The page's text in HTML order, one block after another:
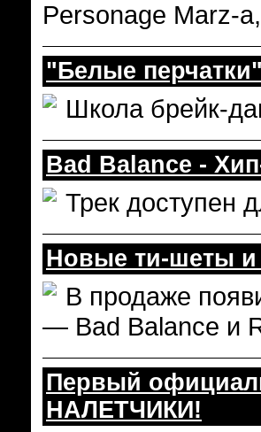
Personage Marz-
"Белые перчатки"
Школа брейк-
Bad Balance -
Трек доступен
Новые ти-шеты и
В продаже
— Bad Balance и
Первый
НАЛЕТЧИКИ!